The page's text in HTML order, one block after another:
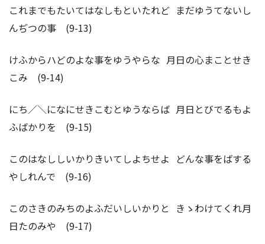
これまでもたいてはなしもといたれど まだゆうてないし
んぢつの事 (9-13)
けふからハどのよな事をゆうやらな 月日の心まことせき
こみ (9-14)
にち／＼になにせきこむとゆうならば 月日とびでるもよ
ふばかりを (9-15)
このはなししいかりきいてしよちせよ どんな事をばする
やしれんで (9-16)
このさきのみちのよふだいしいかりと きゝわけてくれ月
日たのみや (9-17)